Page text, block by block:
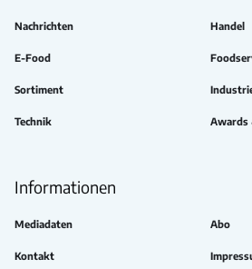
Nachrichten Handel
E-Food
Sortiment
Technik Awards
Informationen
Mediadaten Abo
Kontakt